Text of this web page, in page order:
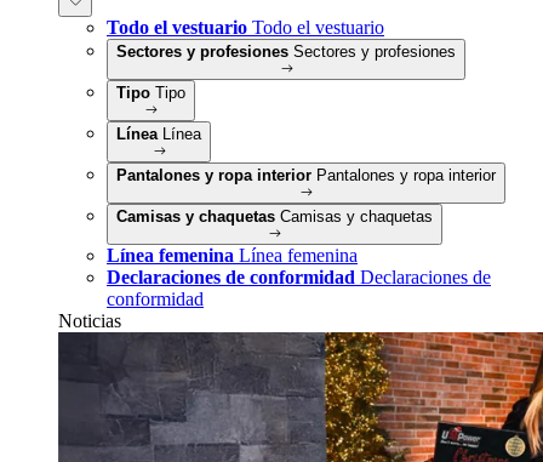
Todo el vestuario Todo el vestuario
Sectores y profesiones Sectores y profesiones
Tipo Tipo
Línea Línea
Pantalones y ropa interior Pantalones y ropa interior
Camisas y chaquetas Camisas y chaquetas
Línea femenina Línea femenina
Declaraciones de conformidad Declaraciones de
conformidad
Noticias